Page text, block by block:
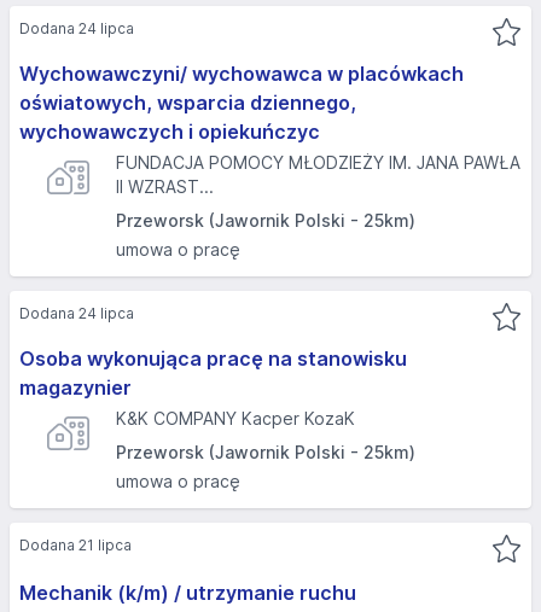
Wychowawczyni/ wychowawca w placówkach
oświatowych, wsparcia dziennego,
wychowawczych i opiekuńczyc
FUNDACJA POMOCY MŁODZIEŻY IM. JANA PAWŁA
II WZRAST...
Przeworsk (Jawornik Polski - 25km)
umowa o pracę
Dodana 24 lipca
Osoba wykonująca pracę na stanowisku
magazynier
K&K COMPANY Kacper KozaK
Przeworsk (Jawornik Polski - 25km)
umowa o pracę
Dodana 24 lipca
Mechanik (k/m) / utrzymanie ruchu
Dodana 21 lipca